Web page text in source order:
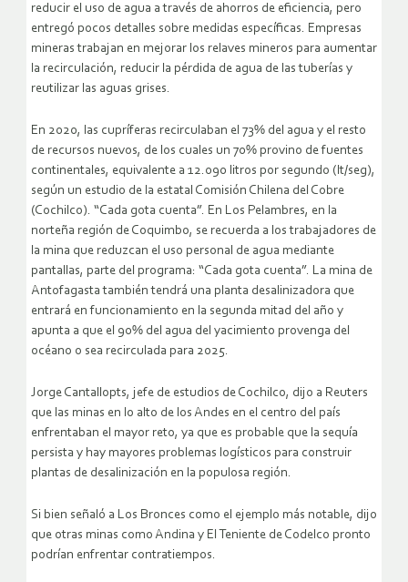
reducir el uso de agua a través de ahorros de eficiencia, pero
entregó pocos detalles sobre medidas específicas. Empresas
mineras trabajan en mejorar los relaves mineros para aumentar
la recirculación, reducir la pérdida de agua de las tuberías y
reutilizar las aguas grises.
En 2020, las cupríferas recirculaban el 73% del agua y el resto
de recursos nuevos, de los cuales un 70% provino de fuentes
continentales, equivalente a 12.090 litros por segundo (lt/seg),
según un estudio de la estatal Comisión Chilena del Cobre
(Cochilco). “Cada gota cuenta”. En Los Pelambres, en la
norteña región de Coquimbo, se recuerda a los trabajadores de
la mina que reduzcan el uso personal de agua mediante
pantallas, parte del programa: “Cada gota cuenta”. La mina de
Antofagasta también tendrá una planta desalinizadora que
entrará en funcionamiento en la segunda mitad del año y
apunta a que el 90% del agua del yacimiento provenga del
océano o sea recirculada para 2025.
Jorge Cantallopts, jefe de estudios de Cochilco, dijo a Reuters
que las minas en lo alto de los Andes en el centro del país
enfrentaban el mayor reto, ya que es probable que la sequía
persista y hay mayores problemas logísticos para construir
plantas de desalinización en la populosa región.
Si bien señaló a Los Bronces como el ejemplo más notable, dijo
que otras minas como Andina y El Teniente de Codelco pronto
podrían enfrentar contratiempos.